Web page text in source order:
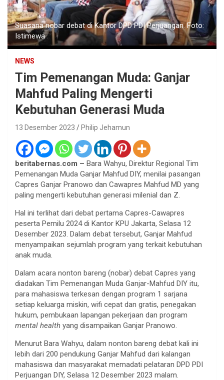
Suasana nobar debat di Kantor DPD PDI Perjuangan. Foto:
Istimewa
NEWS
Tim Pemenangan Muda: Ganjar
Mahfud Paling Mengerti
Kebutuhan Generasi Muda
13 Desember 2023 Philip Jehamun
beritabernas.com – Bara Wahyu, Direktur Regional Tim
Pemenangan Muda Ganjar Mahfud DIY, menilai pasangan
Capres Ganjar Pranowo dan Cawapres Mahfud MD yang
paling mengerti kebutuhan generasi milenial dan Z.
Hal ini terlihat dari debat pertama Capres-Cawapres
peserta Pemilu 2024 di Kantor KPU Jakarta, Selasa 12
Desember 2023. Dalam debat tersebut, Ganjar Mahfud
menyampaikan sejumlah program yang terkait kebutuhan
anak muda.
Dalam acara nonton bareng (nobar) debat Capres yang
diadakan Tim Pemenangan Muda Ganjar-Mahfud DIY itu,
para mahasiswa terkesan dengan program 1 sarjana
setiap keluarga miskin, wifi cepat dan gratis, penegakan
hukum, pembukaan lapangan pekerjaan dan program
mental health yang disampaikan Ganjar Pranowo.
Menurut Bara Wahyu, dalam nonton bareng debat kali ini
lebih dari 200 pendukung Ganjar Mahfud dari kalangan
mahasiswa dan masyarakat memadati pelataran DPD PDI
Perjuangan DIY, Selasa 12 Desember 2023 malam.